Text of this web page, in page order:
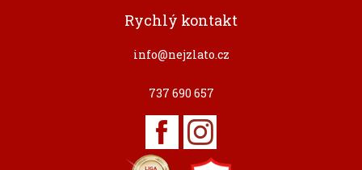
Rychlý kontakt
info@nejzlato.cz
737 690 657